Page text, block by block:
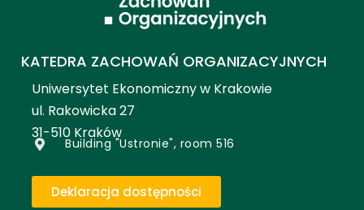
KATEDRA ZACHOWAŃ ORGANIZACYJNYCH
Uniwersytet Ekonomiczny w Krakowie
ul. Rakowicka 27
31-510 Kraków
Building "Ustronie", room 516
Deklaracja dostępności